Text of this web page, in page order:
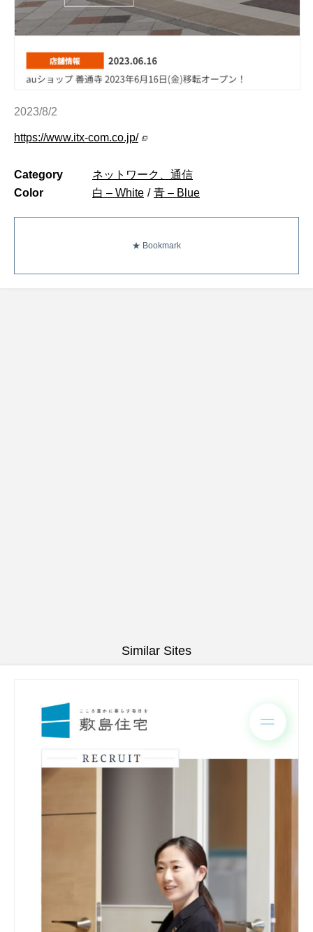
2023/8/2
https://www.itx-com.co.jp/
Category
ネットワーク、通信
Color
白 – White / 青 – Blue
★ Bookmark
Similar Sites